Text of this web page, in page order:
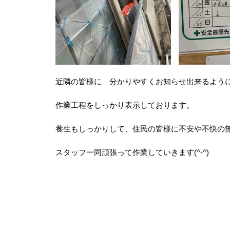
近隣の皆様に 分かりやすくお知らせ出来るよう
作業工程をしっかり表示しております。
養生もしっかりして、住民の皆様に不安や不快の
スタッフ一同頑張って作業していきます(^-^)